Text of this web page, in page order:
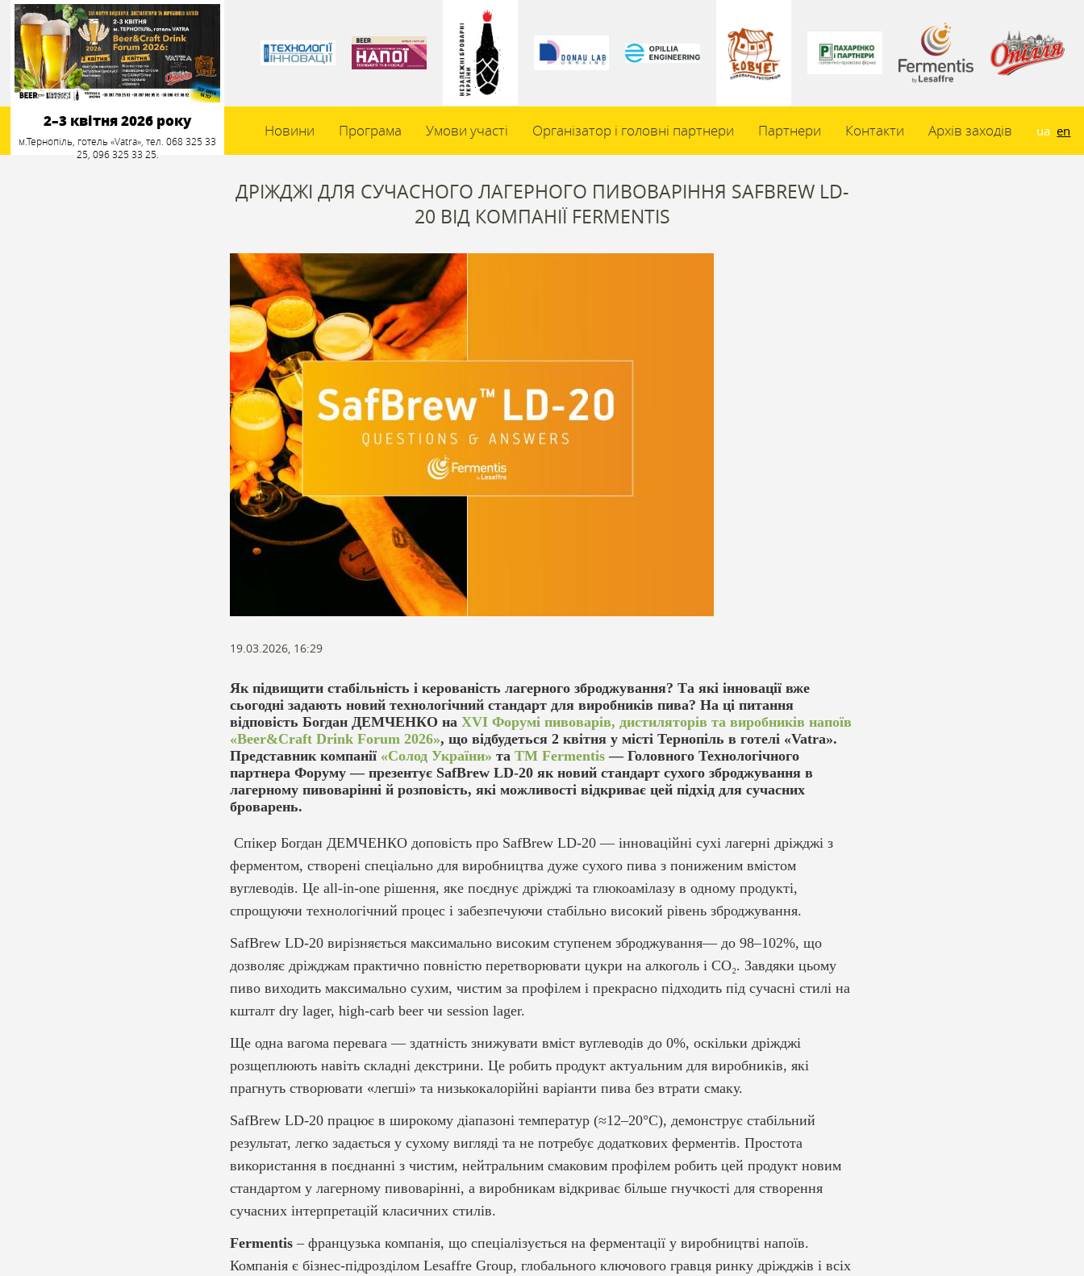
2–3 квітня 2026 року
м.Тернопіль, готель «Vatra», тел. 068 325 33
25, 096 325 33 25.
Новини Програма Умови участі Організатор і головні партнери Партнери Контакти Архів заходів ua en
ДРІЖДЖІ ДЛЯ СУЧАСНОГО ЛАГЕРНОГО ПИВОВАРІННЯ SAFBREW LD-
20 ВІД КОМПАНІЇ FERMENTIS
19.03.2026, 16:29
Як підвищити стабільність і керованість лагерного зброджування? Та які інновації вже
сьогодні задають новий технологічний стандарт для виробників пива? На ці питання
відповість Богдан ДЕМЧЕНКО наXVІ Форумі пивоварів, дистиляторів та виробників напоїв
«Beer&Craft Drink Forum 2026», що відбудеться 2 квітня у місті Тернопіль в готелі «Vatra».
Представник компанії «Солод України» таТМ Fermentis — Головного Технологічного
партнера Форуму — презентує SafBrew LD-20 як новий стандарт сухого зброджування в
лагерному пивоварінні й розповість, які можливості відкриває цей підхід для сучасних
броварень.
Спікер Богдан ДЕМЧЕНКО доповість про SafBrew LD-20 — інноваційні сухі лагерні дріжджі з
ферментом, створені спеціально для виробництва дуже сухого пива з пониженим вмістом
вуглеводів. Це all-in-one рішення, яке поєднує дріжджі та глюкоамілазу в одному продукті,
спрощуючи технологічний процес і забезпечуючи стабільно високий рівень зброджування.
SafBrew LD-20 вирізняється максимально високим ступенем зброджування— до 98–102%, що
дозволяє дріжджам практично повністю перетворювати цукри на алкоголь і CO₂. Завдяки цьому
пиво виходить максимально сухим, чистим за профілем і прекрасно підходить під сучасні стилі на
кшталт dry lager, high-carb beer чи session lager.
Ще одна вагома перевага — здатність знижувати вміст вуглеводів до 0%, оскільки дріжджі
розщеплюють навіть складні декстрини. Це робить продукт актуальним для виробників, які
прагнуть створювати «легші» та низькокалорійні варіанти пива без втрати смаку.
SafBrew LD-20 працює в широкому діапазоні температур (≈12–20°C), демонструє стабільний
результат, легко задається у сухому вигляді та не потребує додаткових ферментів. Простота
використання в поєднанні з чистим, нейтральним смаковим профілем робить цей продукт новим
стандартом у лагерному пивоварінні, а виробникам відкриває більше гнучкості для створення
сучасних інтерпретацій класичних стилів.
Fermentis – французька компанія, що спеціалізується на ферментації у виробництві напоїв.
Компанія є бізнес-підрозділом Lesaffre Group, глобального ключового гравця ринку дріжджів і всіх